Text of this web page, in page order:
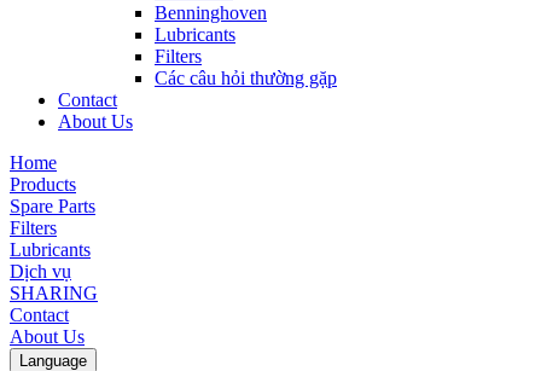
Benninghoven
Lubricants
Filters
Các câu hỏi thường gặp
Contact
About Us
Home
Products
Spare Parts
Filters
Lubricants
Dịch vụ
SHARING
Contact
About Us
Language